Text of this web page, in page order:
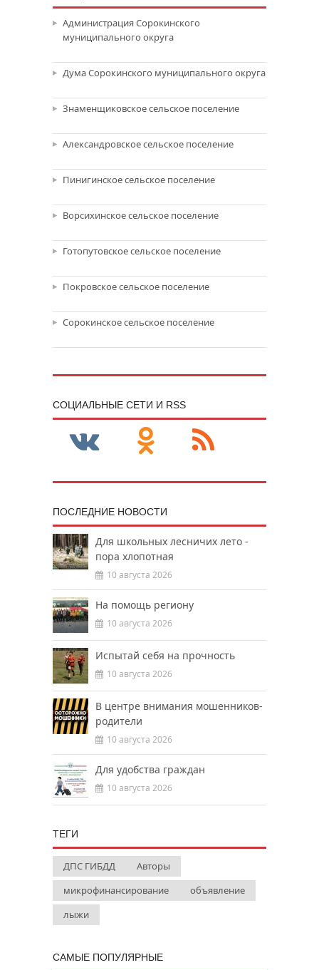
Администрация Сорокинского
муниципального округа
Дума Сорокинского муниципального округа
Знаменщиковское сельское поселение
Александровское сельское поселение
Пинигинское сельское поселение
Ворсихинское сельское поселение
Готопутовское сельское поселение
Покровское сельское поселение
Сорокинское сельское поселение
CОЦИАЛЬНЫЕ СЕТИ И RSS
ПОСЛЕДНИЕ НОВОСТИ
Для школьных лесничих лето -
пора хлопотная
10 августа 2026
На помощь региону
10 августа 2026
Испытай себя на прочность
10 августа 2026
В центре внимания мошенников-
родители
10 августа 2026
Для удобства граждан
10 августа 2026
ТЕГИ
ДПС ГИБДД
Авторы
микрофинансирование
объявление
лыжи
САМЫЕ ПОПУЛЯРНЫЕ